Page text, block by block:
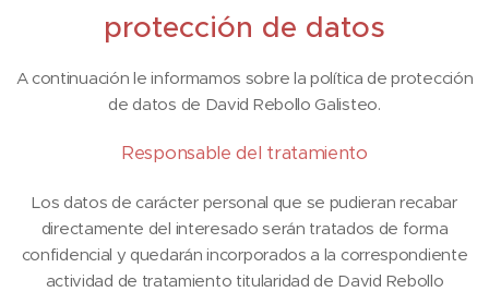
protección de datos
A continuación le informamos sobre la política de protección
de datos de David Rebollo Galisteo.
Responsable del tratamiento
Los datos de carácter personal que se pudieran recabar
directamente del interesado serán tratados de forma
confidencial y quedarán incorporados a la correspondiente
actividad de tratamiento titularidad de David Rebollo